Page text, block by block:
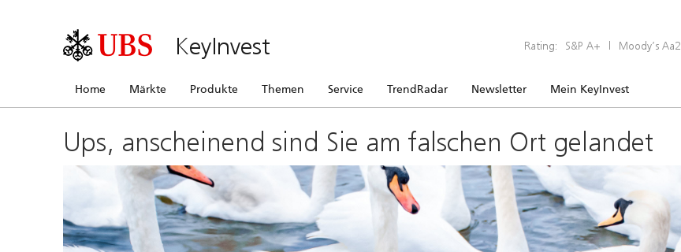
KeyInvest Rating: S&P A+ | Moody’s Aa2
Home Märkte Produkte Themen Service TrendRadar Newsletter Mein KeyInvest
Ups, anscheinend sind Sie am falschen Ort gelandet